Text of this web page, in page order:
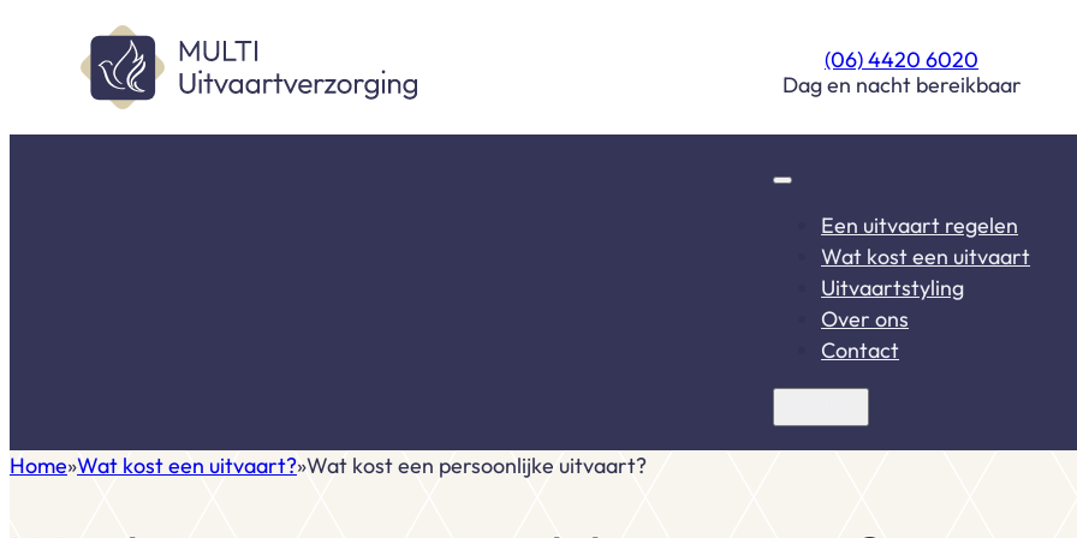
(06) 4420 6020
Dag en nacht bereikbaar
Een uitvaart regelen
Wat kost een uitvaart
Uitvaartstyling
Over ons
Contact
Home Wat kost een uitvaart? Wat kost een persoonlijke uitvaart?